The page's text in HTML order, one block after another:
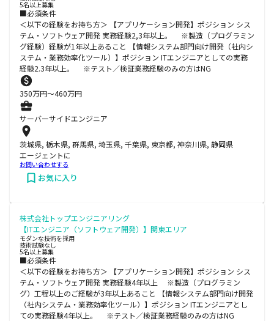
5名以上募集
■必須条件
＜以下の経験をお持ち方＞ 【アプリケーション開発】ポジション シス
テム・ソフトウェア開発 実務経験2,3年以上。 ※製造（プログラミン
グ経験）経験が1年以上あること 【情報システム部門向け開発（社内シ
ステム・業務効率化ツール）】ポジション ITエンジニアとしての実務
経験2.3年以上。 ※テスト／検証業務経験のみの方はNG
350万円〜460万円
サーバーサイドエンジニア
茨城県, 栃木県, 群馬県, 埼玉県, 千葉県, 東京都, 神奈川県, 静岡県
エージェントに
お問い合わせする
お気に入り
株式会社トップエンジニアリング
【ITエンジニア（ソフトウェア開発）】関東エリア
モダンな技術を採用
技術試験なし
5名以上募集
■必須条件
＜以下の経験をお持ち方＞ 【アプリケーション開発】ポジション シス
テム・ソフトウェア開発 実務経験4年以上 ※製造（プログラミン
グ）工程以上のご経験が3年以上あること 【情報システム部門向け開発
（社内システム・業務効率化ツール）】ポジション ITエンジニアとし
ての実務経験4年以上。 ※テスト／検証業務経験のみの方はNG